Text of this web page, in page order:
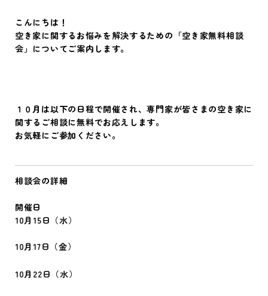
こんにちは！
空き家に関するお悩みを解決するための「空き家無料相談
会」についてご案内します。
１０月は以下の日程で開催され、専門家が皆さまの空き家に
関するご相談に無料でお応えします。
お気軽にご参加ください。
相談会の詳細
開催日
10月15日（水）
10月17日（金）
10月22日（水）